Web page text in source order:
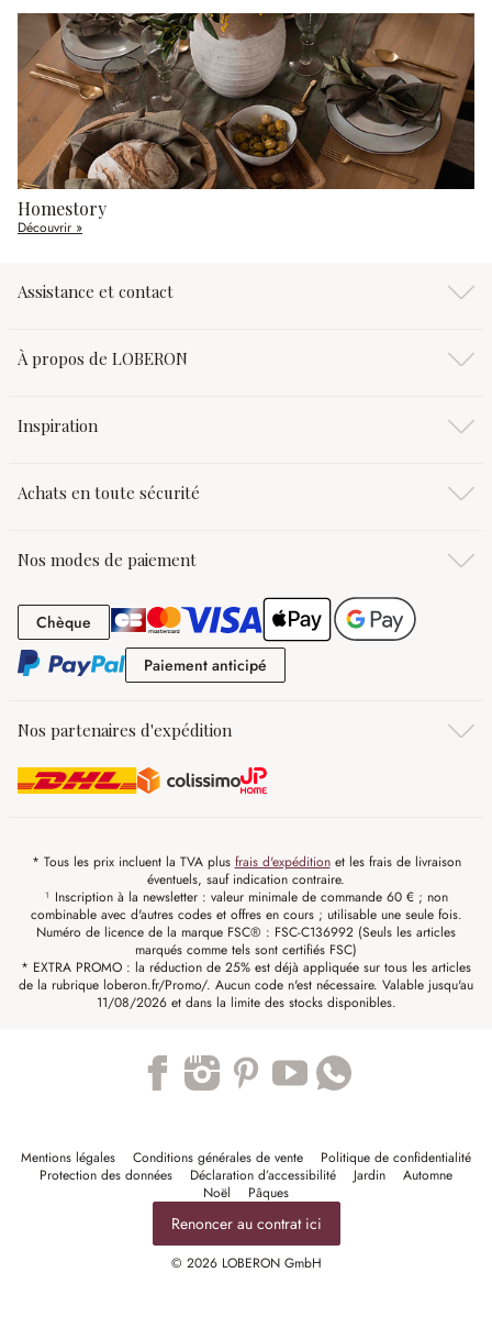
Homestory
Découvrir »
Assistance et contact
À propos de LOBERON
Inspiration
Achats en toute sécurité
Nos modes de paiement
Chèque Chèque
Paiement anticipé
Nos partenaires d'expédition
* Tous les prix incluent la TVA plus frais d'expéditionet les frais de livraison
éventuels, sauf indication contraire.
¹ Inscription à la newsletter : valeur minimale de commande 60 € ; non
combinable avec d'autres codes et offres en cours ; utilisable une seule fois.
Numéro de licence de la marque FSC® : FSC-C136992 (Seuls les articles
marqués comme tels sont certifiés FSC)
* EXTRA PROMO : la réduction de 25% est déjà appliquée sur tous les articles
de la rubrique loberon.fr/Promo/. Aucun code n'est nécessaire. Valable jusqu'au
11/08/2026 et dans la limite des stocks disponibles.
Mentions légales Conditions générales de vente
Politique de confidentialité
Protection des données
Déclaration d’accessibilité Jardin
Automne
Noël
Pâques
Renoncer au contrat ici
© 2026 LOBERON GmbH